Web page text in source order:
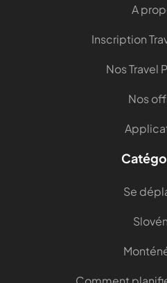
A
Inscription
Nos Travel
Nos
Se